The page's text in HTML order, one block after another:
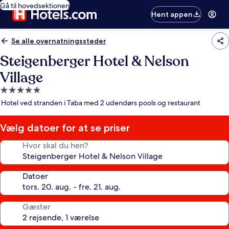
Gå til hovedsektionen
Hent appen
Se alle overnatningssteder
Steigenberger Hotel & Nelson
Village
5.0-
stjernet
Hotel ved stranden i Taba med 2 udendørs pools og restaurant
Vælg datoer for at se priser
Hvor skal du hen?
Datoer
Gæster